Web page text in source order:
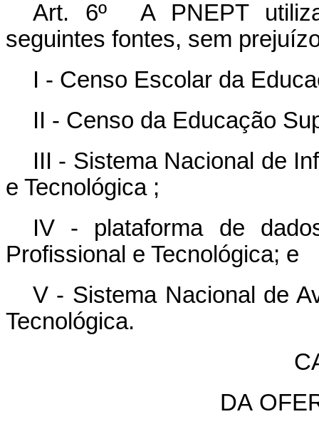
Art. 6º A PNEPT
seguintes fontes, sem
I - Censo Escolar da
II - Censo da Educação
III - Sistema Nacional de
e Tecnológica ;
IV - plataforma de
Profissional e Tecnológica; e
V - Sistema Nacional de
Tecnológica.
DA